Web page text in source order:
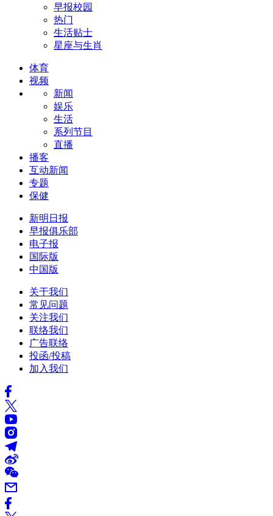
早报校园
热门
生活贴士
星座与生肖
体育
视频
新闻
娱乐
生活
系列节目
直播
播客
互动新闻
专题
保健
新明日报
早报俱乐部
电子报
国际版
中国版
关于我们
常见问题
关注我们
联络我们
广告联络
投函/投稿
加入我们